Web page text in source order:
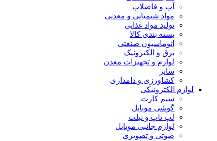
آب و فاضلاب
مواد شیمیایی و معدنی
تولید مواد غذایی
بسته بندی کالا
اتوماسیون صنعتی
برق و الکترونیک
لوازم و تجهیزات معدن
سایر
کشاورزی و دامداری
لوازم الکترونیکی
سیم کارت
گوشی موبایل
لپ تاپ و تبلت
لوازم جانبی موبایل
صوتی و تصویری